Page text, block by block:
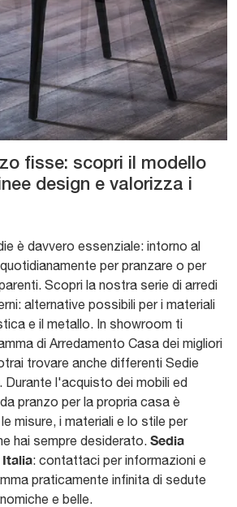
fisse: scopri il modello
design e valorizza i
è davvero essenziale: intorno al
per pranzare o per
Scopri la nostra serie di arredi
alternative possibili per i materiali
e il metallo. In showroom ti
di Arredamento Casa dei migliori
trovare anche differenti Sedie
Durante l'acquisto dei mobili ed
pranzo per la propria casa è
misure, i materiali e lo stile per
hai sempre desiderato. Sedia
Italia: contattaci per informazioni e
praticamente infinita di sedute
e belle.